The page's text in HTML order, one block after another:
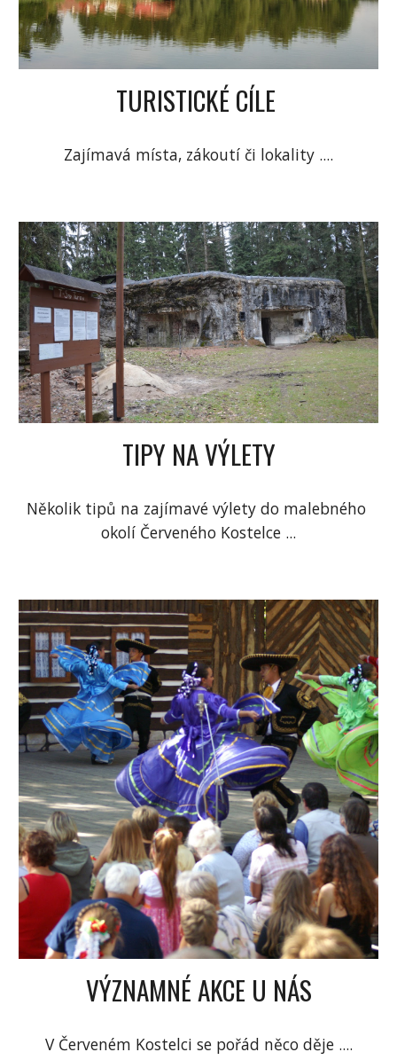
TURISTICKÉ CÍLE
Zajímavá místa, zákoutí či lokality ....
TIPY NA VÝLETY
Několik tipů na zajímavé výlety do malebného
okolí Červeného Kostelce ...
VÝZNAMNÉ AKCE U NÁS
V Červeném Kostelci se pořád něco děje ....